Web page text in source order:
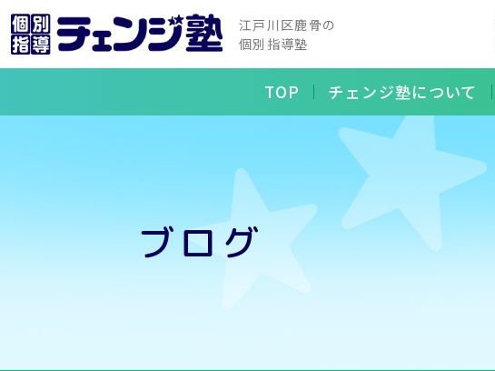
江戸川区鹿骨の
個別指導塾
TOP チェンジ塾について
ブログ